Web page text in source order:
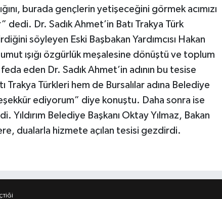
burada gençlerin yetişeceğini görmek acımızı
Dr. Sadık Ahmet’in Batı Trakya Türk
söyleyen Eski Başbakan Yardımcısı Hakan
ışığı özgürlük meşalesine dönüştü ve toplum
eden Dr. Sadık Ahmet’in adının bu tesise
Trakya Türkleri hem de Bursalılar adına Belediye
ediyorum” diye konuştu. Daha sonra ise
Yıldırım Belediye Başkanı Oktay Yılmaz, Bakan
dualarla hizmete açılan tesisi gezdirdi.